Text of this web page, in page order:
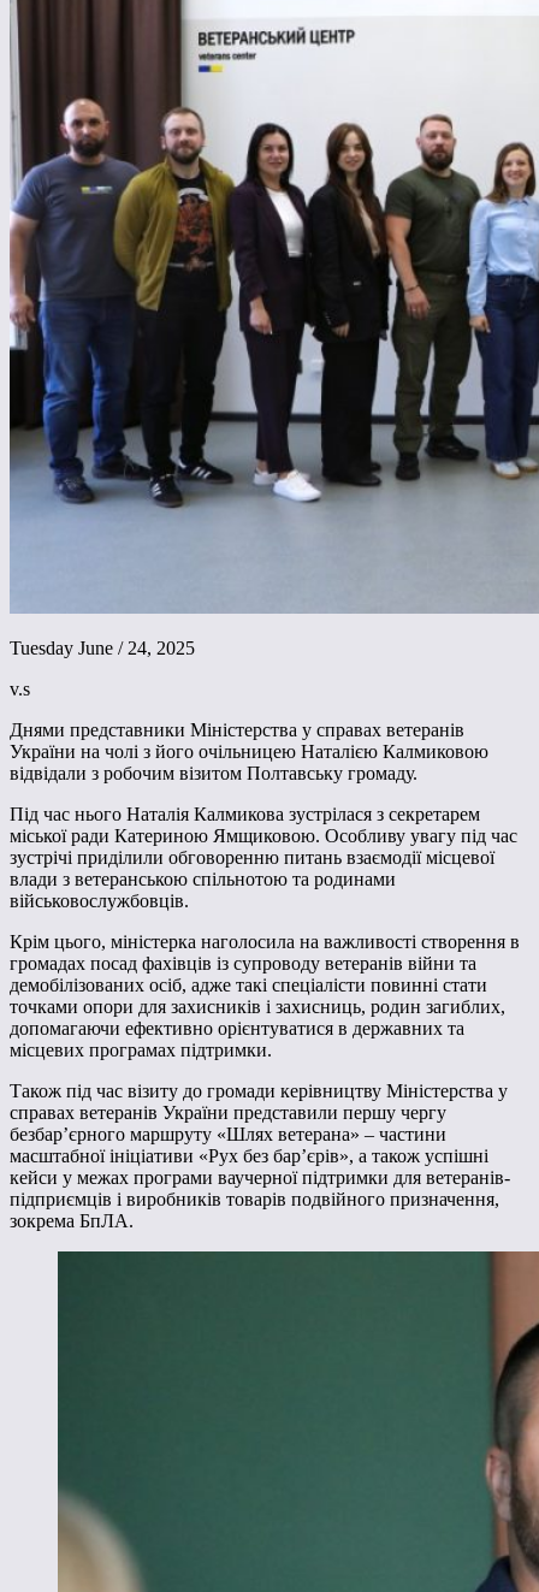
Tuesday June / 24, 2025
v.s
Днями представники Міністерства у справах ветеранів
України на чолі з його очільницею Наталією Калмиковою
відвідали з робочим візитом Полтавську громаду.
Під час нього Наталія Калмикова зустрілася з секретарем
міської ради Катериною Ямщиковою. Особливу увагу під час
зустрічі приділили обговоренню питань взаємодії місцевої
влади з ветеранською спільнотою та родинами
військовослужбовців.
Крім цього, міністерка наголосила на важливості створення в
громадах посад фахівців із супроводу ветеранів війни та
демобілізованих осіб, адже такі спеціалісти повинні стати
точками опори для захисників і захисниць, родин загиблих,
допомагаючи ефективно орієнтуватися в державних та
місцевих програмах підтримки.
Також під час візиту до громади керівництву Міністерства у
справах ветеранів України представили першу чергу
безбар’єрного маршруту «Шлях ветерана» – частини
масштабної ініціативи «Рух без бар’єрів», а також успішні
кейси у межах програми ваучерної підтримки для ветеранів-
підприємців і виробників товарів подвійного призначення,
зокрема БпЛА.